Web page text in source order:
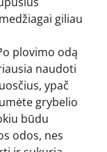
giliau
plovimo odą
naudoti
ypač
grybelio
būdu
odos, nes